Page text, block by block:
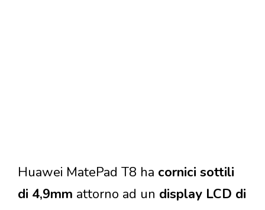
Huawei MatePad T8 ha cornici sottili
di 4,9mm attorno ad un display LCD di